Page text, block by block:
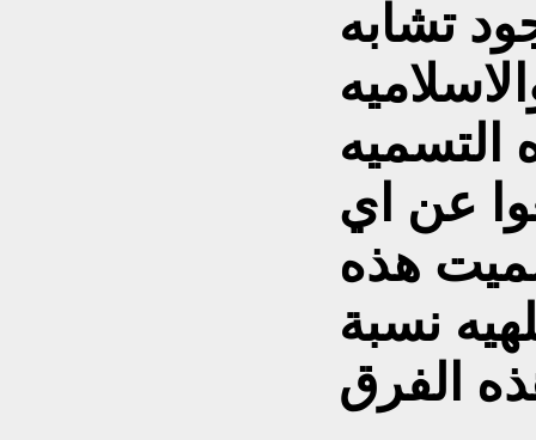
تشابه
التسميه
عن اي
هذه
نسبة